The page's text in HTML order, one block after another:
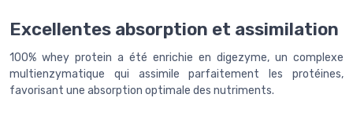
Excellentes absorption et assimilation
100% whey protein a été enrichie en digezyme, un complexe
multienzymatique qui assimile parfaitement les protéines,
favorisant une absorption optimale des nutriments.